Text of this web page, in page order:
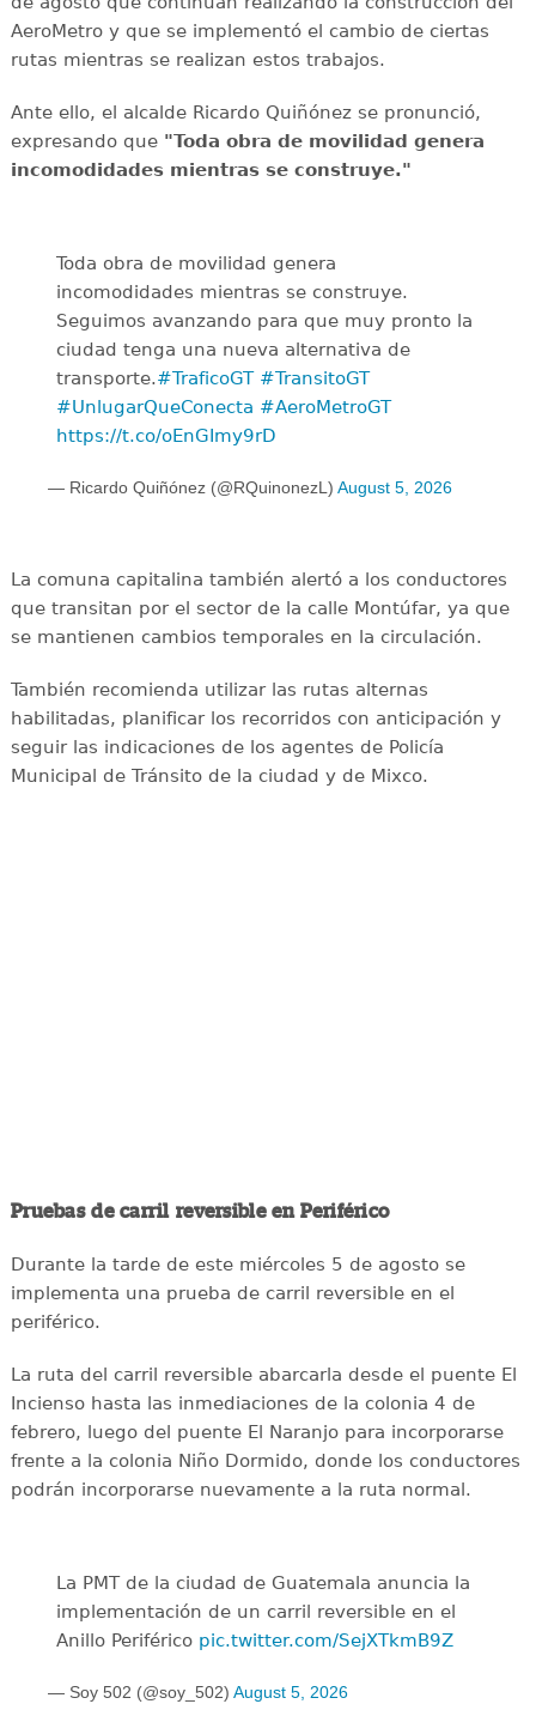
AeroMetro y que se implementó el cambio de ciertas
rutas mientras se realizan estos trabajos.
Ante ello, el alcalde Ricardo Quiñónez se pronunció,
expresando que"Toda obra de movilidad genera
incomodidades mientras se construye."
Toda obra de movilidad genera
incomodidades mientras se construye.
Seguimos avanzando para que muy pronto la
ciudad tenga una nueva alternativa de
transporte.#TraficoGT #TransitoGT
#UnlugarQueConecta #AeroMetroGT
https://t.co/oEnGImy9rD
— Ricardo Quiñónez (@RQuinonezL) August 5, 2026
La comuna capitalina también alertó a los conductores
que transitan por el sector de la calle Montúfar, ya que
se mantienen cambios temporales en la circulación.
También recomienda utilizar las rutas alternas
habilitadas, planificar los recorridos con anticipación y
seguir las indicaciones de los agentes de Policía
Municipal de Tránsito de la ciudad y de Mixco.
Pruebas de carril reversible en Periférico
Durante la tarde de este miércoles 5 de agosto se
implementa una prueba de carril reversible en el
periférico.
La ruta del carril reversible abarcarla desde el puente El
Incienso hasta las inmediaciones de la colonia 4 de
febrero, luego del puente El Naranjo para incorporarse
frente a la colonia Niño Dormido, donde los conductores
podrán incorporarse nuevamente a la ruta normal.
La PMT de la ciudad de Guatemala anuncia la
implementación de un carril reversible en el
Anillo Periférico pic.twitter.com/SejXTkmB9Z
— Soy 502 (@soy_502) August 5, 2026